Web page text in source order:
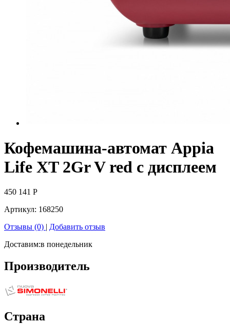
Кофемашина-автомат Appia
Life XT 2Gr V red с дисплеем
450 141 Р
Артикул: 168250
Отзывы (0) | Добавить отзыв
Доставим:в понедельник
Производитель
Страна